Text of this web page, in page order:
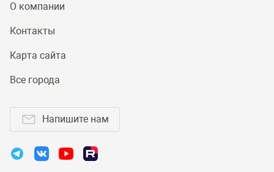
О компании
Контакты
Карта сайта
Все города
Напишите нам